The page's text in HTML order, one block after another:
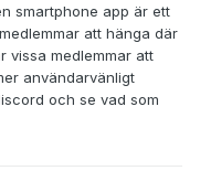
smartphone app är ett
att hänga där
vissa medlemmar att
användarvänligt
och se vad som